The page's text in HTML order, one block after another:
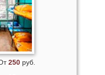
250руб.